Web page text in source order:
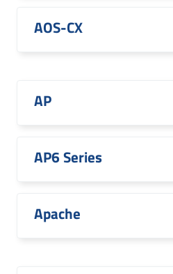
AOS-CX
AP
AP6 Series
Apache